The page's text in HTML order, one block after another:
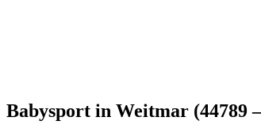
Babysport in Weitmar (44789